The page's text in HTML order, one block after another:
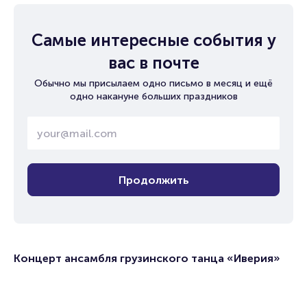
Самые интересные события у
вас в почте
Обычно мы присылаем одно письмо в месяц и ещё
одно накануне больших праздников
Продолжить
Концерт ансамбля грузинского танца «Иверия»